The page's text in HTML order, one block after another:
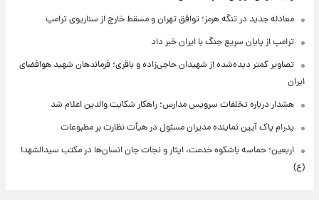
معادله جدید در تنگه هرمز؛ توافق تهران و مسقط خارج از سناریوی ترامپ
ترامپ از پایان سریع جنگ با ایران خبر داد
تصاویر کمتر دیده‌شده از شهیدان حاجی‌زاده و باقری؛ فرماندهان شهید هوافضای
ایران
هشدار درباره تخلفات سرویس مدارس؛ راهکار شکایت والدین اعلام شد
پدرام پاک آیین نماینده مدیران مسئول در هیأت نظارت بر مطبوعات
اربعین؛ حماسه باشکوه خدمت، ایثار و نجات جان انسان‌ها در مکتب سیدالشهدا
(ع)